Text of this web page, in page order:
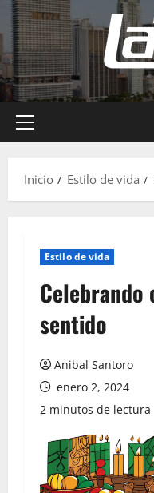
Inicio Estilo de vida
Estilo de vida
Celebrando
sentido
Anibal Santoro
enero 2, 2024
2 minutos de lectura